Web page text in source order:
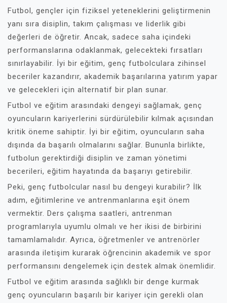
Futbol, gençler için fiziksel yeteneklerini geliştirmenin
yanı sıra disiplin, takım çalışması ve liderlik gibi
değerleri de öğretir. Ancak, sadece saha içindeki
performanslarına odaklanmak, gelecekteki fırsatları
sınırlayabilir. İyi bir eğitim, genç futbolculara zihinsel
beceriler kazandırır, akademik başarılarına yatırım yapar
ve gelecekleri için alternatif bir plan sunar.
Futbol ve eğitim arasındaki dengeyi sağlamak, genç
oyuncuların kariyerlerini sürdürülebilir kılmak açısından
kritik öneme sahiptir. İyi bir eğitim, oyuncuların saha
dışında da başarılı olmalarını sağlar. Bununla birlikte,
futbolun gerektirdiği disiplin ve zaman yönetimi
becerileri, eğitim hayatında da başarıyı getirebilir.
Peki, genç futbolcular nasıl bu dengeyi kurabilir? İlk
adım, eğitimlerine ve antrenmanlarına eşit önem
vermektir. Ders çalışma saatleri, antrenman
programlarıyla uyumlu olmalı ve her ikisi de birbirini
tamamlamalıdır. Ayrıca, öğretmenler ve antrenörler
arasında iletişim kurarak öğrencinin akademik ve spor
performansını dengelemek için destek almak önemlidir.
Futbol ve eğitim arasında sağlıklı bir denge kurmak
genç oyuncuların başarılı bir kariyer için gerekli olan